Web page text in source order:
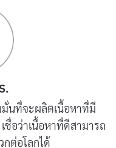
ษาอิตาลีว่า
หรือ “บีบออก” ซึ่งสื่อ
นั้นเครื่องดื่มนี้เป็น
เวลาเตรียมเพียงนาที
ลานานถึง 5 นาที
รสโซแบบปั๊ม (pump-
ทำให้ได้ครีม่า
มั่นที่จะผลิตเนื้อหาที่มี
ชื่อว่าเนื้อหาที่ดีสามารถ
กต่อโลกได้